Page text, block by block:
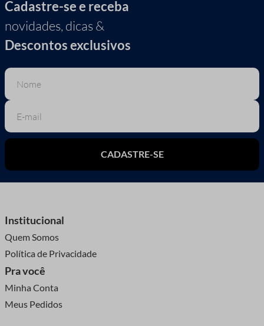
Cadastre-se e receba
novidades, dicas &
Descontos exclusivos
CADASTRE-SE
Institucional
Quem Somos
Política de Privacidade
Pra você
Minha Conta
Meus Pedidos